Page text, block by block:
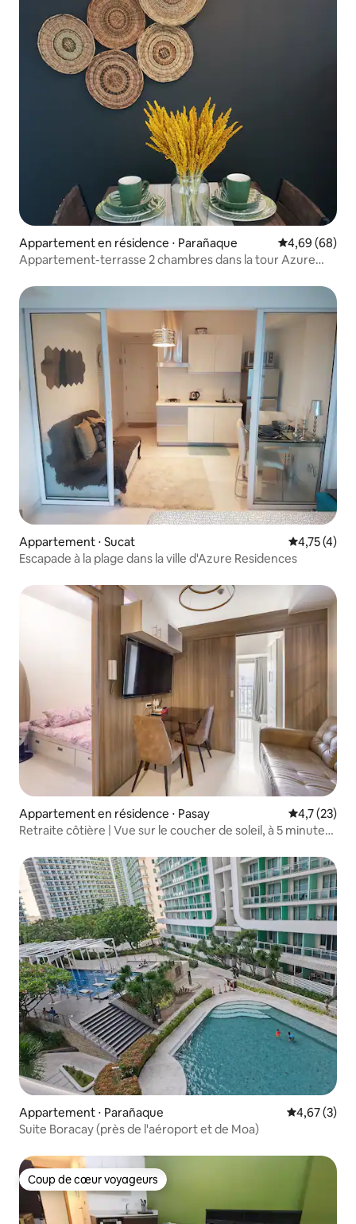
Appartement en résidence ⋅ Parañaque Évaluation
4,69 (68)
Appartement-terrasse 2 chambres dans la tour Azure
Appartement ⋅ Sucat Évaluation
4,75 (4)
Escapade à la plage dans la ville d'Azure Residences
Appartement en résidence ⋅ Pasay Évaluation
4,7 (23)
Retraite côtière | Vue sur le coucher de soleil, à 5 minutes
Appartement ⋅ Parañaque Évaluation
4,67 (3)
Suite Boracay (près de l'aéroport et de Moa)
Coup de cœur voyageurs
Coup de cœur voyageurs